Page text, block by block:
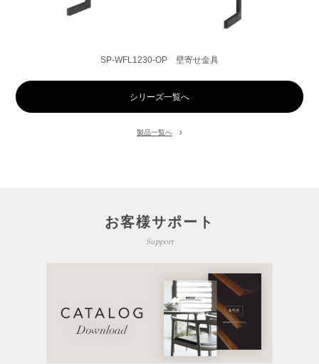
SP-WFL1230-OP 壁寄せ金具
シリーズ一覧へ
製品一覧へ
お客様サポート
Support